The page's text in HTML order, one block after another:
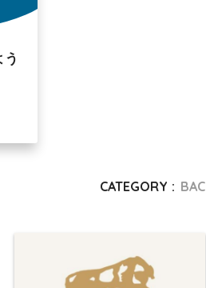
う
CATEGORY : BAC